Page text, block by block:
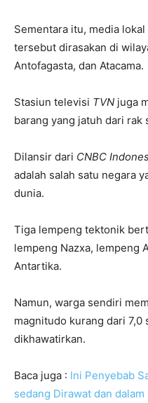
Sementara itu, media
tersebut dirasakan di
Antofagasta, dan Atacama.
Stasiun televisi TVN juga
barang yang jatuh dari rak
Dilansir dari CNBC
adalah salah satu negara
dunia.
Tiga lempeng tektonik
lempeng Nazxa, lempeng
Antartika.
Namun, warga sendiri
magnitudo kurang dari 7,0
dikhawatirkan.
Baca juga : Ini Penyebab
sedang Dirawat dan